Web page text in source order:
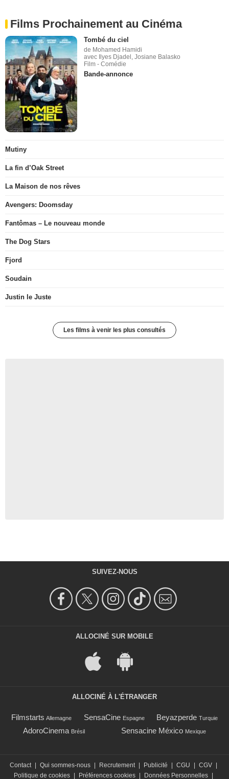
Films Prochainement au Cinéma
Tombé du ciel
de Mohamed Hamidi
avec Ilyes Djadel, Josiane Balasko
Film - Comédie
Bande-annonce
Mutiny
La fin d’Oak Street
La Maison de nos rêves
Avengers: Doomsday
Fantômas – Le nouveau monde
The Dog Stars
Fjord
Soudain
Justin le Juste
Les films à venir les plus consultés
SUIVEZ-NOUS
ALLOCINÉ SUR MOBILE
ALLOCINÉ À L'ÉTRANGER
Filmstarts Allemagne SensaCine Espagne Beyazperde Turquie
AdoroCinema Brésil Sensacine México Mexique
Contact | Qui sommes-nous | Recrutement | Publicité | CGU | CGV |
Politique de cookies | Préférences cookies | Données Personnelles |